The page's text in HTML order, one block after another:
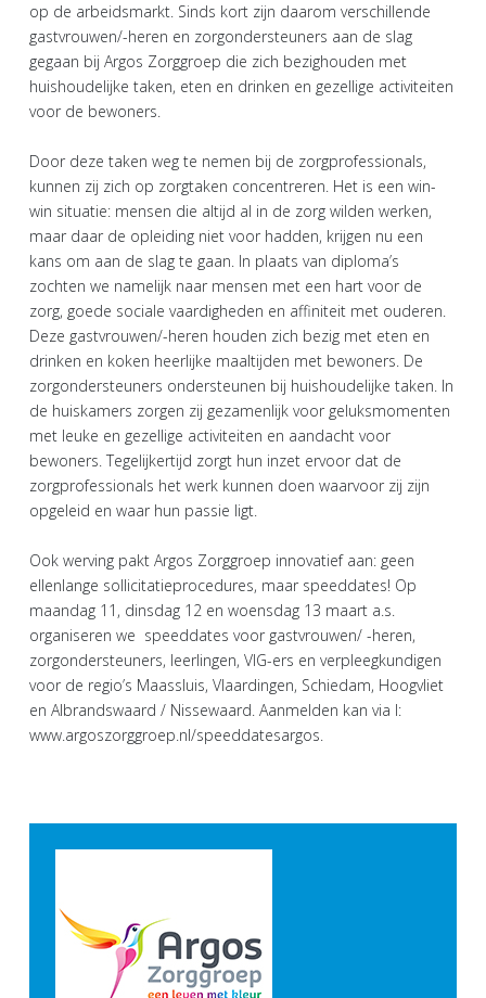
op de arbeidsmarkt. Sinds kort zijn daarom verschillende
gastvrouwen/-heren en zorgondersteuners aan de slag
gegaan bij Argos Zorggroep die zich bezighouden met
huishoudelijke taken, eten en drinken en gezellige activiteiten
voor de bewoners.
Door deze taken weg te nemen bij de zorgprofessionals,
kunnen zij zich op zorgtaken concentreren. Het is een win-
win situatie: mensen die altijd al in de zorg wilden werken,
maar daar de opleiding niet voor hadden, krijgen nu een
kans om aan de slag te gaan. In plaats van diploma’s
zochten we namelijk naar mensen met een hart voor de
zorg, goede sociale vaardigheden en affiniteit met ouderen.
Deze gastvrouwen/-heren houden zich bezig met eten en
drinken en koken heerlijke maaltijden met bewoners. De
zorgondersteuners ondersteunen bij huishoudelijke taken. In
de huiskamers zorgen zij gezamenlijk voor geluksmomenten
met leuke en gezellige activiteiten en aandacht voor
bewoners. Tegelijkertijd zorgt hun inzet ervoor dat de
zorgprofessionals het werk kunnen doen waarvoor zij zijn
opgeleid en waar hun passie ligt.
Ook werving pakt Argos Zorggroep innovatief aan: geen
ellenlange sollicitatieprocedures, maar speeddates! Op
maandag 11, dinsdag 12 en woensdag 13 maart a.s.
organiseren we speeddates voor gastvrouwen/ -heren,
zorgondersteuners, leerlingen, VIG-ers en verpleegkundigen
voor de regio’s Maassluis, Vlaardingen, Schiedam, Hoogvliet
en Albrandswaard / Nissewaard. Aanmelden kan via I:
www.argoszorggroep.nl/speeddatesargos.